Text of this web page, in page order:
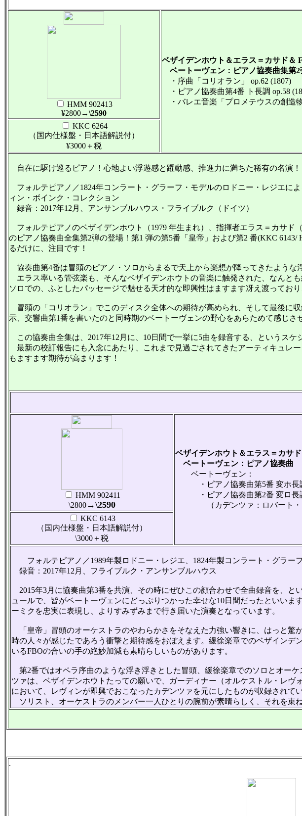
HMM 902413
¥2800→\2590
ベザイデンホウト＆エラス＝カサド＆
ベートーヴェン：ピアノ協奏曲集第2
・序曲「コリオラン」 op.62 (1807)
・ピアノ協奏曲第4番 ト長調 op.58
・バレエ音楽「プロメテウスの創造
KKC 6264
（国内仕様盤・日本語解説付）
¥3000＋税
自在に駆け巡るピアノ！心地よい浮遊感と躍動感、推進力に満ちた稀有の名演！
フォルテピアノ／1824年コンラート・グラーフ・モデルのロドニー・レジエに
ィン・ボインク・コレクション
録音：2017年12月、アンサンブルハウス・フライブルク（ドイツ）
フォルテピアノのベザイデンホウト（1979 年生まれ）、指揮者エラス＝カサド
のピアノ協奏曲全集第2弾の登場！第1 弾の第5番「皇帝」および第2 番(KKC
るだけに、注目です！
協奏曲第4番は冒頭のピアノ・ソロからまるで天上から楽想が降ってきたような
エラス率いる管弦楽も、そんなベザイデンホウトの音楽に触発された、なんと
ソロでの、ふとしたパッセージで魅せる天才的な即興性はますます冴え渡ってお
冒頭の「コリオラン」でこのディスク全体への期待が高められ、そして最後に
示、交響曲第1番を書いたのと同時期のベートーヴェンの野心をあらためて感じさ
この協奏曲全集は、2017年12月に、10日間で一挙に5曲を録音する、というス
最新の校訂報告にも入念にあたり、これまで見過ごされてきたアーティキュレ
もますます期待が高まります！
HMM 902411
\2800→\2590
ベザイデンホウト＆エラス＝カサド
ベートーヴェン：ピアノ協奏曲
ベートーヴェン：
・ピアノ協奏曲第5番 変ホ長調
・ピアノ協奏曲第2番 変ロ長
（カデンツァ：ロバート・レ
KKC 6143
（国内仕様盤・日本語解説付）
\3000＋税
フォルテピアノ／1989年製ロドニー・レジエ、1824年製コンラート・グラー
録音：2017年12月、フライブルク・アンサンブルハウス
2015年3月に協奏曲第3番を共演、その時にぜひこの顔合わせで全曲録音を、と
ュールで、皆がベートーヴェンにどっぷりつかった幸せな10日間だったといい
ーミクを忠実に表現し、よりすみずみまで行き届いた演奏となっています。
「皇帝」冒頭のオーケストラのやわらかさをそなえた力強い響きに、はっと驚
時の人々が感じたであろう衝撃と期待感をおぼえます。緩徐楽章でのベザイン
いるFBOの合いの手の絶妙加減も素晴らしいものがあります。
第2番ではオペラ序曲のような浮き浮きとした冒頭、緩徐楽章でのソロとオー
ツァは、ベザイデンホウトたっての願いで、ガーディナー（オルケストル・レ
において、レヴィンが即興でおこなったカデンツァを元にしたものが収録され
ソリスト、オーケストラのメンバー一人ひとりの腕前が素晴らしく、それを束
.